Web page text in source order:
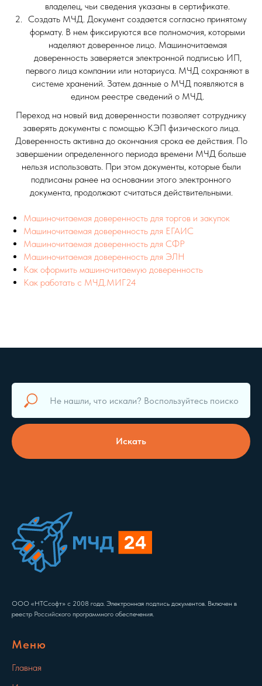
владелец, чьи сведения указаны в сертификате.
Создать МЧД. Документ создается согласно принятому
формату. В нем фиксируются все полномочия, которыми
наделяют доверенное лицо. Машиночитаемая
доверенность заверяется электронной подписью ИП,
первого лица компании или нотариуса. МЧД сохраняют в
системе хранений. Затем данные о МЧД появляются в
едином реестре сведений о МЧД.
Переход на новый вид доверенности позволяет сотруднику
заверять документы с помощью КЭП физического лица.
Доверенность активна до окончания срока ее действия. По
завершении определенного периода времени МЧД больше
нельзя использовать. При этом документы, которые были
подписаны ранее на основании этого электронного
документа, продолжают считаться действительными.
Машиночитаемая доверенность для торгов и закупок
Машиночитаемая доверенность для ЕГАИС
Машиночитаемая доверенность для СФР
Машиночитаемая доверенность для ЭЛН
Как оформить машиночитаемую доверенность
Как работать с МЧД.МИГ24
Искать
ООО «НТСсофт» с 2008 года. Электронная подпись документов. Включен в
реестр Российского программного обеспечения.
Меню
Главная